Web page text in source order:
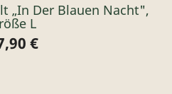
„In Der Blauen Nacht",
L
€